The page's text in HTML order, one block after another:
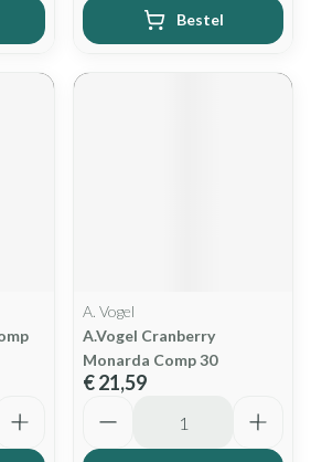
Bestel
A. Vogel
A.Vogel Cranberry
Monarda Comp 30
€ 21,59